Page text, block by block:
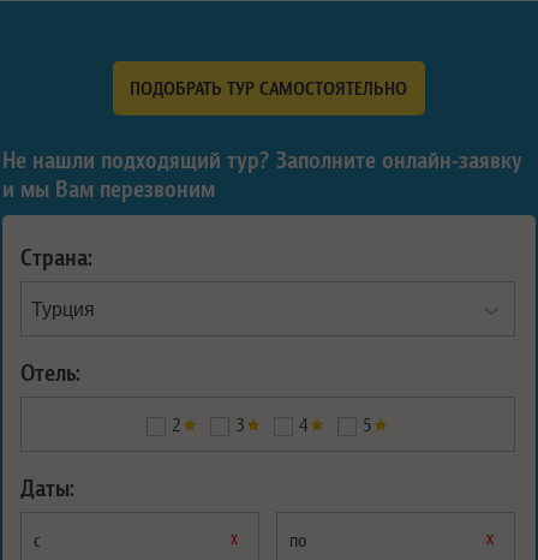
ПОДОБРАТЬ ТУР САМОСТОЯТЕЛЬНО
Не нашли подходящий тур? Заполните онлайн-заявку
и мы Вам перезвоним
Страна:
Отель:
2 3 4 5
Даты:
с х по х